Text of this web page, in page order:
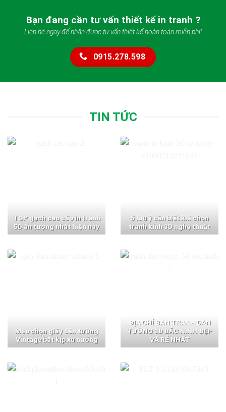
Bạn đang cần tư vấn thiết kế in tranh ?
Liên hệ ngay để nhận được tư vấn thiết kế hoàn toàn miễn phí!
0915.278.598
TIN TỨC
TOP gạch cao cấp in tranh
5D ấn tượng nhất hiện nay
5 lưu ý cần biết khi chọn
tranh kính 3D nghệ thuật
Mẹo chọn giấy dán tường
Vintage bắt kịp xu hướng
ĐỊA CHỈ BÁN TRANH DÁN
TƯỜNG 3D BẮC NINH ĐẸP
VÀ RẺ NHẤT